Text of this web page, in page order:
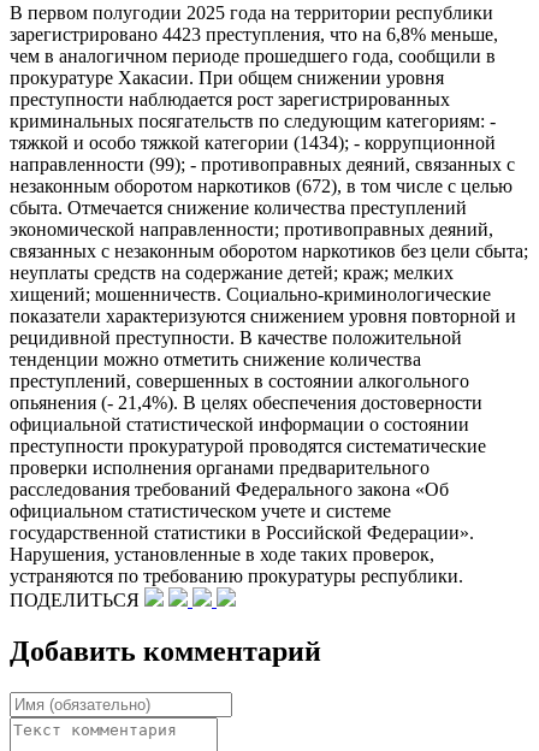
В первом полугодии 2025 года на территории республики
зарегистрировано 4423 преступления, что на 6,8% меньше,
чем в аналогичном периоде прошедшего года, сообщили в
прокуратуре Хакасии. При общем снижении уровня
преступности наблюдается рост зарегистрированных
криминальных посягательств по следующим категориям: -
тяжкой и особо тяжкой категории (1434); - коррупционной
направленности (99); - противоправных деяний, связанных с
незаконным оборотом наркотиков (672), в том числе с целью
сбыта. Отмечается снижение количества преступлений
экономической направленности; противоправных деяний,
связанных с незаконным оборотом наркотиков без цели сбыта;
неуплаты средств на содержание детей; краж; мелких
хищений; мошенничеств. Социально-криминологические
показатели характеризуются снижением уровня повторной и
рецидивной преступности. В качестве положительной
тенденции можно отметить снижение количества
преступлений, совершенных в состоянии алкогольного
опьянения (- 21,4%). В целях обеспечения достоверности
официальной статистической информации о состоянии
преступности прокуратурой проводятся систематические
проверки исполнения органами предварительного
расследования требований Федерального закона «Об
официальном статистическом учете и системе
государственной статистики в Российской Федерации».
Нарушения, установленные в ходе таких проверок,
устраняются по требованию прокуратуры республики.
ПОДЕЛИТЬСЯ
Добавить комментарий